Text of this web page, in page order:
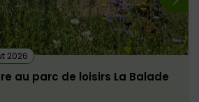
2026
au parc de loisirs La Balade